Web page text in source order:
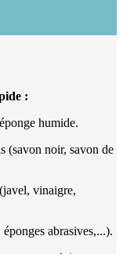
:
humide.
(savon noir, savon de
vinaigre,
abrasives,...).